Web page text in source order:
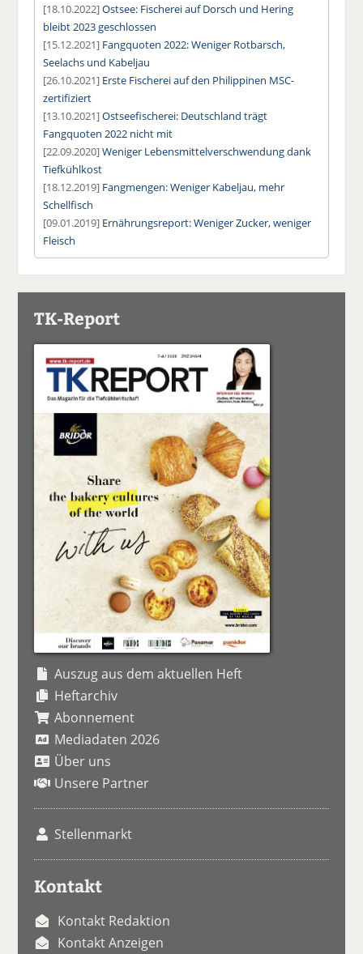
[18.10.2022]Ostsee: Fischerei auf Dorsch und Hering
bleibt 2023 geschlossen
[15.12.2021] Fangquoten 2022: Weniger Rotbarsch,
Seelachs und Kabeljau
[26.10.2021] Erste Fischerei auf den Philippinen MSC-
zertifiziert
[13.10.2021]Ostseefischerei: Deutschland trägt
Fangquoten 2022 nicht mit
[22.09.2020]Weniger Lebensmittelverschwendung dank
Tiefkühlkost
[18.12.2019] Fangmengen: Weniger Kabeljau, mehr
Schellfisch
[09.01.2019] Ernährungsreport: Weniger Zucker, weniger
Fleisch
TK-Report
Auszug aus dem aktuellen Heft
Heftarchiv
Abonnement
Mediadaten 2026
Über uns
Unsere Partner
Stellenmarkt
Kontakt
Kontakt Redaktion
Kontakt Anzeigen